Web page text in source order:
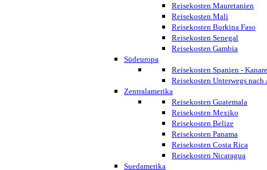
Reisekosten Mauretanien
Reisekosten Mali
Reisekosten Burkina Faso
Reisekosten Senegal
Reisekosten Gambia
Südeuropa
Reisekosten Spanien -
Reisekosten Unterwegs nach
Zentralamerika
Reisekosten Guatemala
Reisekosten Mexiko
Reisekosten Belize
Reisekosten Panama
Reisekosten Costa Rica
Reisekosten Nicaragua
Suedamerika